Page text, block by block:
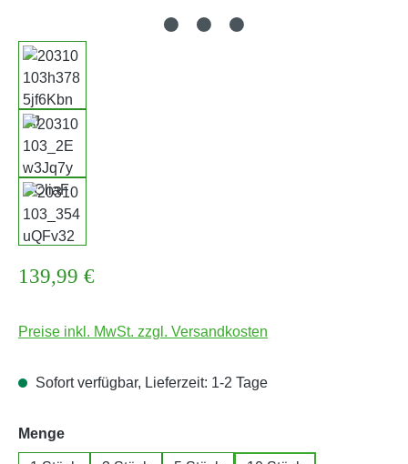
Regulärer Preis:
139,99 €
Preise inkl. MwSt. zzgl. Versandkosten
Sofort verfügbar, Lieferzeit: 1-2 Tage
Mengeauswählen